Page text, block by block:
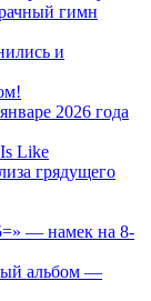
гимн
и
2026 года
Like
грядущего
— намек на 8-
альбом —